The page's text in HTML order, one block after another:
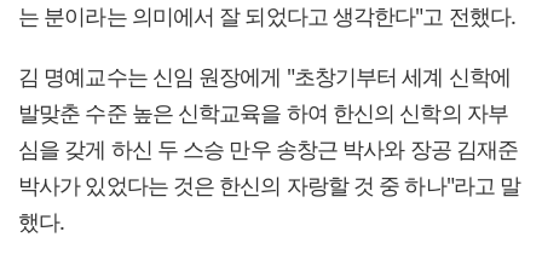
는 분이라는 의미에서 잘 되었다고 생각한다"고 전했다.
김 명예교수는 신임 원장에게 "초창기부터 세계 신학에
발맞춘 수준 높은 신학교육을 하여 한신의 신학의 자부
심을 갖게 하신 두 스승 만우 송창근 박사와 장공 김재준
박사가 있었다는 것은 한신의 자랑할 것 중 하나"라고 말
했다.